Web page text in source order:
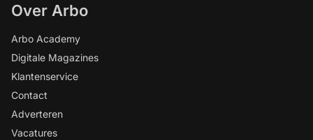
Over Arbo
Arbo Academy
Digitale Magazines
Klantenservice
Contact
Adverteren
Vacatures